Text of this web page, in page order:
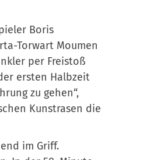
Boris
Torwart Moumen
per Freistoß
ersten Halbzeit
zu gehen“,
Kunstrasen die
im Griff.